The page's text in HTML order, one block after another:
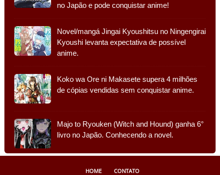
no Japão e pode conquistar anime!
Novel/mangá Jingai Kyoushitsu no Ningengirai
Kyoushi levanta expectativa de possível
anime.
Koko wa Ore ni Makasete supera 4 milhões
de cópias vendidas sem conquistar anime.
Majo to Ryouken (Witch and Hound) ganha 6°
livro no Japão. Conhecendo a novel.
HOME CONTATO